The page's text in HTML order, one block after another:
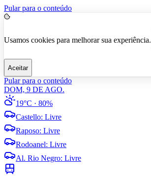
Pular para o conteúdo
Usamos cookies para melhorar sua experiência.
Aceitar
Pular para o conteúdo
DOM, 9 DE AGO.
19°C · 80%
Castello: Livre
Raposo: Livre
Rodoanel: Livre
Al. Rio Negro: Livre